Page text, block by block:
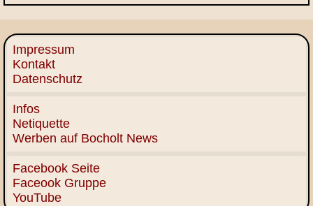
Impressum
Kontakt
Datenschutz
Infos
Netiquette
Werben auf Bocholt News
Facebook Seite
Faceook Gruppe
YouTube